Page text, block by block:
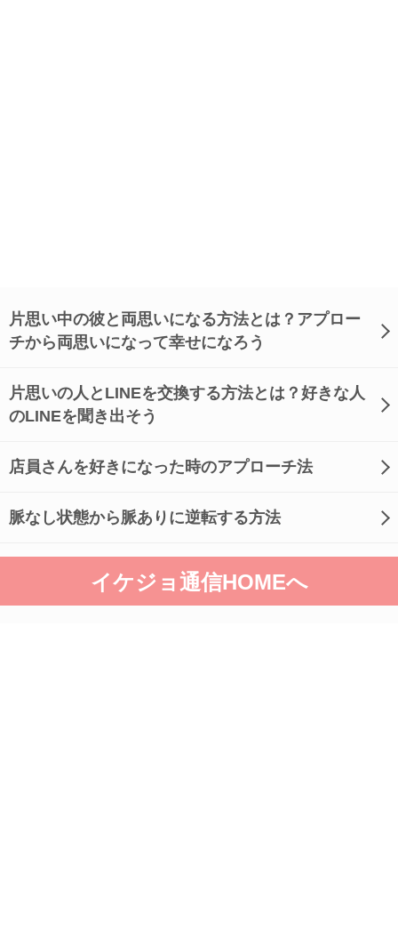
片思い中の彼と両思いになる方法とは？アプロー
チから両思いになって幸せになろう
片思いの人とLINEを交換する方法とは？好きな人
のLINEを聞き出そう
店員さんを好きになった時のアプローチ法
脈なし状態から脈ありに逆転する方法
イケジョ通信HOMEへ